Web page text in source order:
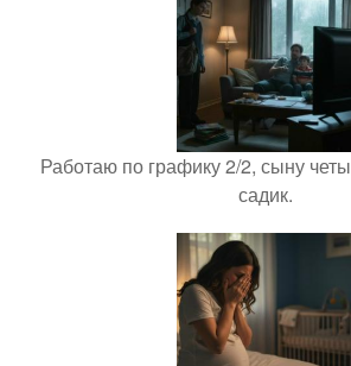
Работаю по графику 2/2, сыну
садик.